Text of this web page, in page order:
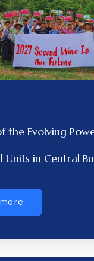
the Evolving
Units in Central